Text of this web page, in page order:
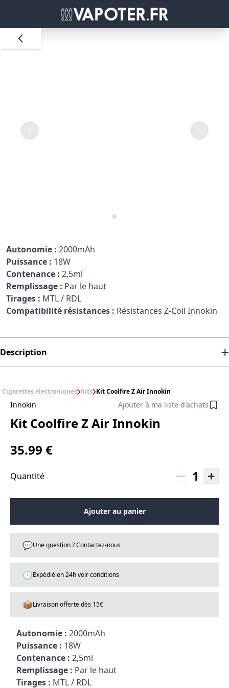
Autonomie : 2000mAh
Puissance : 18W
Contenance : 2,5ml
Remplissage : Par le haut
Tirages : MTL / RDL
Compatibilité résistances : Résistances Z-Coil Innokin
Description
Cigarettes électroniques Kits Kit Coolfire Z Air Innokin
Innokin Ajouter à ma liste d'achats
Kit Coolfire Z Air Innokin
35.99 €
Quantité 1
Ajouter au panier
💬Une question ? Contactez-nous
🕒Expédié en 24h voir conditions
📦Livraison offerte dès 15€
Autonomie : 2000mAh
Puissance : 18W
Contenance : 2,5ml
Remplissage : Par le haut
Tirages : MTL / RDL